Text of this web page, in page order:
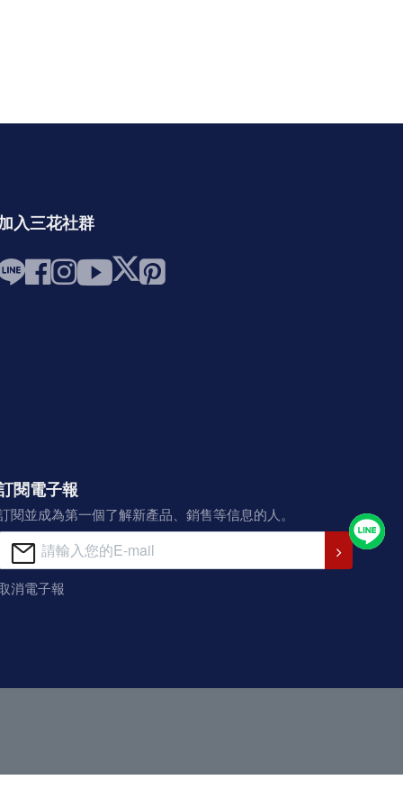
入三花社群
閱電子報
閱並成為第一個了解新產品、銷售等信息的人。
消電子報